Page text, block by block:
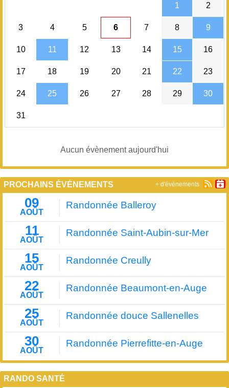
1 2
3 4 5 6 7 8 9
10 11 12 13 14 15 16
17 18 19 20 21 22 23
24 25 26 27 28 29 30
31
Aucun évènement aujourd'hui
PROCHAINS ÉVÉNEMENTS
09
AOÛT
Randonnée Balleroy
11
AOÛT
Randonnée Saint-Aubin-sur-Mer
15
AOÛT
Randonnée Creully
22
AOÛT
Randonnée Beaumont-en-Auge
25
AOÛT
Randonnée douce Sallenelles
30
AOÛT
Randonnée Pierrefitte-en-Auge
+ d'évènements
RANDO SANTÉ